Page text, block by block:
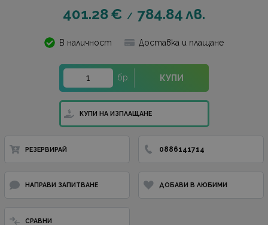
401.28€ / 784.84лв.
В наличност Доставка и плащане
бр. КУПИ
КУПИ НА ИЗПЛАЩАНЕ
РЕЗЕРВИРАЙ 0886141714
НАПРАВИ ЗАПИТВАНЕ ДОБАВИ В ЛЮБИМИ
СРАВНИ